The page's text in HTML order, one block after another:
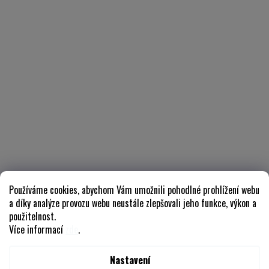
Používáme cookies, abychom Vám umožnili pohodlné prohlížení webu
a díky analýze provozu webu neustále zlepšovali jeho funkce, výkon a
použitelnost.
Více informací
.
Nastavení